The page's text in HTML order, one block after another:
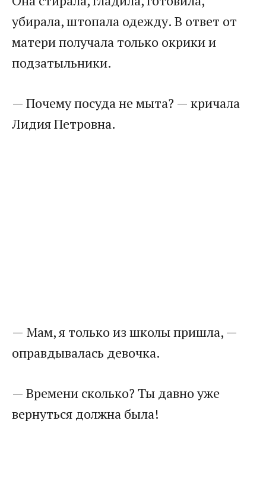
убирала, штопала одежду. В ответ от
матери получала только окрики и
подзатыльники.​
​— Почему посуда не мыта? — кричала
Лидия Петровна.​
​— Мам, я только из школы пришла, —
оправдывалась девочка.​
​— Времени сколько? Ты давно уже
вернуться должна была!​